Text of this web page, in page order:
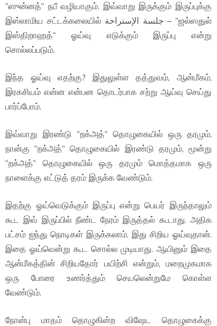
“ஸுன்னத்” நபீ வழியாகும். இவ்வாறு இருக்கும் இருப்புக்கு
இஸ்லாமிய சட்டக்கலையில் جلسة الإستراحة – “ஜல்ஸதுல்
இஸ்திறாஹத்” ஓய்வு எடுக்கும் இருப்பு என்று
சொல்லப்படும்.
இந்த ஓய்வு எதற்கு? இதுலுள்ள தத்துவம், ஆன்மீகம்,
இரகசியம் என்ன என்பன தொடர்பாக சற்று ஆய்வு செய்து
பார்ப்போம்.
இவ்வாறு இரண்டு “றக்அத்” தொழுகையில் ஒரு தரமும்,
நான்கு “றக்அத்” தொழுகையில் இரண்டு தரமும், மூன்று
“றக்அத்” தொழுகையில் ஒரு தரமும் மொத்தமாக ஒரு
நாளைக்கு எட்டுத் தரம் இருக்க வேண்டும்.
இதற்கு ஓய்வெடுக்கும் இருப்பு என்று பெயர் இருந்தாலும்
கூட இவ் இருப்பில் நீண்ட நேரம் இருத்தல் கூடாது. அதிக
பட்சம் ஐந்து நொடிகள் இருக்கலாம். இது சிறிய ஓய்வுதான்.
இதை ஓய்வென்று கூட சொல்ல முடியாது. ஆயினும் இதை
ஆன்மீகத்தின் சிறியதோர் பயிற்சி என்றும், மறைமுகமாக
ஒரு போரை உணர்த்தும் செயலென்றுமே கொள்ள
வேண்டும்.
நோன்பு மாதம் தொழுகின்ற விஷேட தொழுகைக்கு